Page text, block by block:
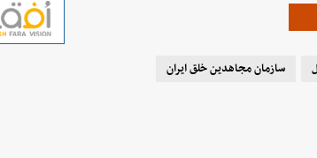
سازمان مجاهدین خلق ایران